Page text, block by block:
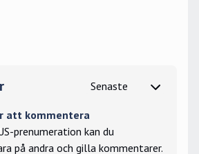
att kommentera
prenumeration kan du
på andra och gilla kommentarer.